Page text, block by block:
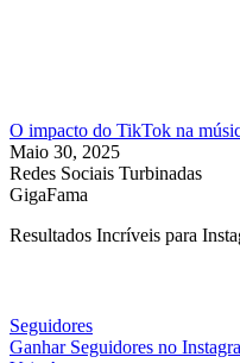
O impacto do TikTok na
Maio 30, 2025
Redes Sociais Turbinadas
GigaFama
Resultados Incríveis para
Seguidores
Ganhar Seguidores no